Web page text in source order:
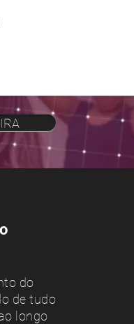
do
de tudo
longo